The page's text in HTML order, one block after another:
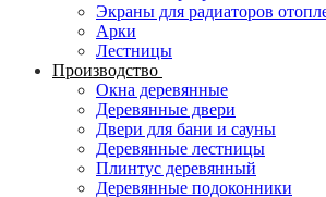
Экраны для радиаторов
Арки
Лестницы
Производство
Окна деревянные
Деревянные двери
Двери для бани и сауны
Деревянные лестницы
Плинтус деревянный
Деревянные подоконники